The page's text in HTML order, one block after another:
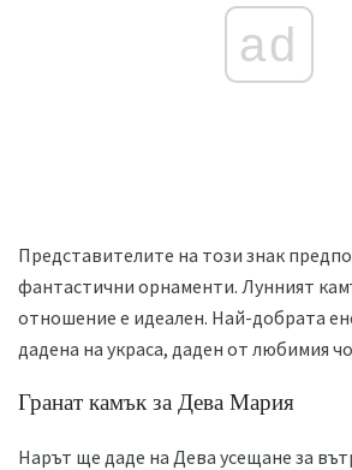
ad
Представителите на този знак
фантастични орнаменти. Лунният
отношение е идеален. Най-добрата
дадена на украса, даден от любимия
Гранат камък за Дева Мария
Нарът ще даде на Дева усещане за